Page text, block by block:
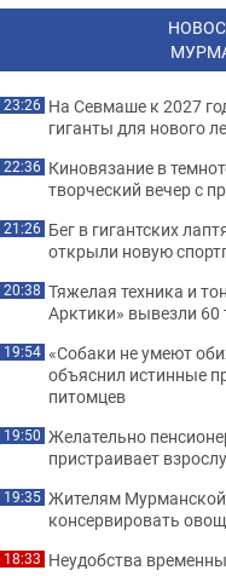
23:26 На Севмаше к 2027
гиганты для нового
22:36 Киновязание в
творческий вечер с
21:26 Бег в гигантских
открыли новую
20:38 Тяжелая техника и
Арктики» вывезли
19:54 «Собаки не умеют
объяснил истинные
питомцев
19:50 Желательно
пристраивает
19:35 Жителям Мурманской
консервировать
18:33 Неудобства